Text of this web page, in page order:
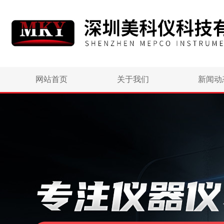
网站首页 关于我们 新闻动